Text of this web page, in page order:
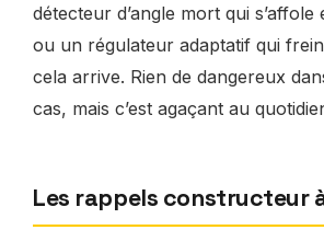
détecteur d’angle mort qui s’affole
ou un régulateur adaptatif qui
cela arrive. Rien de dangereux
cas, mais c’est agaçant au
Les rappels constructeur